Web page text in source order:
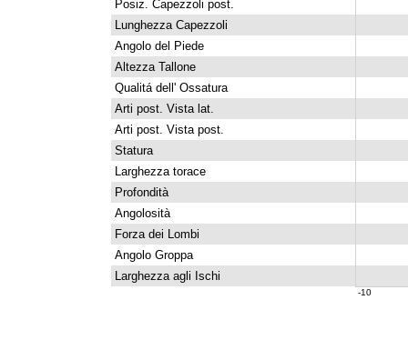
Posiz. Capezzoli post.
Lunghezza Capezzoli
Angolo del Piede
Altezza Tallone
Qualitá dell' Ossatura
Arti post. Vista lat.
Arti post. Vista post.
Statura
Larghezza torace
Profondità
Angolosità
Forza dei Lombi
Angolo Groppa
Larghezza agli Ischi
-10